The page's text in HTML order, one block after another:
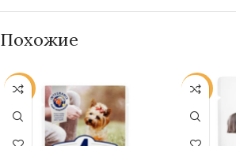
Похожие
-10% -29%